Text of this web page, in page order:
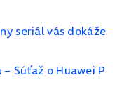
seriál vás dokáže
Súťaž o Huawei P